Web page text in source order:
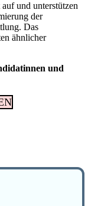
und unterstützen
der
Das
ähnlicher
und